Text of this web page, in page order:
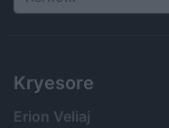
Search
Kryesore
Erion Veliaj